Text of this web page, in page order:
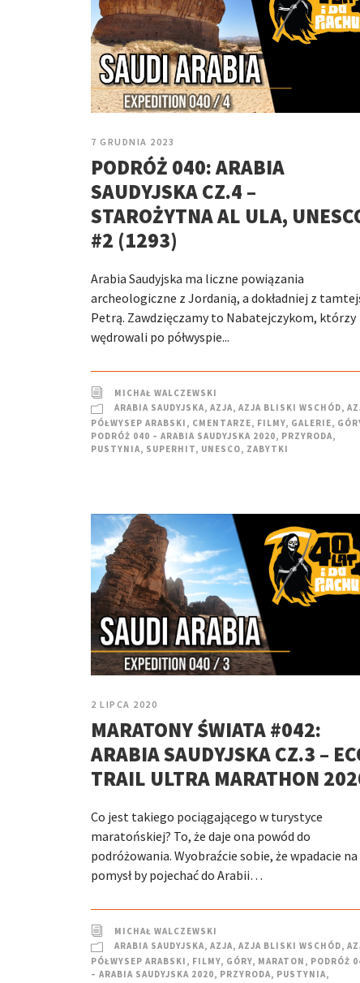
7 GRUDNIA 2023
PODRÓŻ 040: ARABIA
SAUDYJSKA CZ.4 –
STAROŻYTNA AL ULA,
#2 (1293)
Arabia Saudyjska ma liczne powiązania
archeologiczne z Jordanią, a dokładniej z
Petrą. Zawdzięczamy to Nabatejczykom, którzy
wędrowali po półwyspie...
MICHAŁ WALCZEWSKI
ARABIA SAUDYJSKA, AZJA, AZJA BLISKI WSCHÓD,
PÓŁWYSEP ARABSKI , CMENTARZE, FILMY, GALERIE,
PODRÓŻ 040 – ARABIA SAUDYJSKA 2020, PRZYRODA,
PUSTYNIA, SUPERHIT, UNESCO, ZABYTKI
2 LIPCA 2020
MARATONY ŚWIATA #042:
ARABIA SAUDYJSKA CZ.3 –
TRAIL ULTRA MARATHON
Co jest takiego pociągającego w turystyce
maratońskiej? To, że daje ona powód do
podróżowania. Wyobraźcie sobie, że wpadacie na
pomysł by pojechać do Arabii…
MICHAŁ WALCZEWSKI
ARABIA SAUDYJSKA, AZJA, AZJA BLISKI WSCHÓD,
PÓŁWYSEP ARABSKI , FILMY, GÓRY, MARATON , PODRÓŻ
– ARABIA SAUDYJSKA 2020, PRZYRODA, PUSTYNIA,